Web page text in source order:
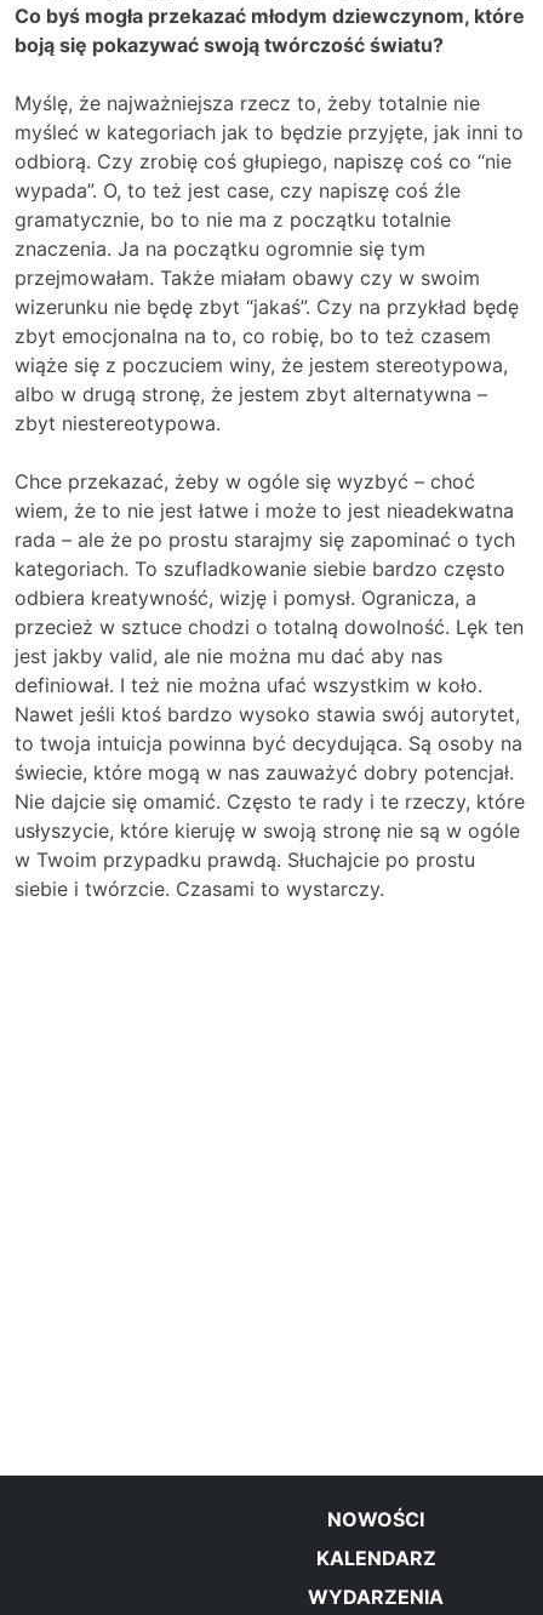
Co byś mogła przekazać młodym dziewczynom, które
boją się pokazywać swoją twórczość światu?
Myślę, że najważniejsza rzecz to, żeby totalnie nie
myśleć w kategoriach jak to będzie przyjęte, jak inni to
odbiorą. Czy zrobię coś głupiego, napiszę coś co “nie
wypada”. O, to też jest case, czy napiszę coś źle
gramatycznie, bo to nie ma z początku totalnie
znaczenia. Ja na początku ogromnie się tym
przejmowałam. Także miałam obawy czy w swoim
wizerunku nie będę zbyt “jakaś”. Czy na przykład będę
zbyt emocjonalna na to, co robię, bo to też czasem
wiąże się z poczuciem winy, że jestem stereotypowa,
albo w drugą stronę, że jestem zbyt alternatywna –
zbyt niestereotypowa.
Chce przekazać, żeby w ogóle się wyzbyć – choć
wiem, że to nie jest łatwe i może to jest nieadekwatna
rada – ale że po prostu starajmy się zapominać o tych
kategoriach. To szufladkowanie siebie bardzo często
odbiera kreatywność, wizję i pomysł. Ogranicza, a
przecież w sztuce chodzi o totalną dowolność. Lęk ten
jest jakby valid, ale nie można mu dać aby nas
definiował. I też nie można ufać wszystkim w koło.
Nawet jeśli ktoś bardzo wysoko stawia swój autorytet,
to twoja intuicja powinna być decydująca. Są osoby na
świecie, które mogą w nas zauważyć dobry potencjał.
Nie dajcie się omamić. Często te rady i te rzeczy, które
usłyszycie, które kieruję w swoją stronę nie są w ogóle
w Twoim przypadku prawdą. Słuchajcie po prostu
siebie i twórzcie. Czasami to wystarczy.
NOWOŚCI
KALENDARZ
WYDARZENIA